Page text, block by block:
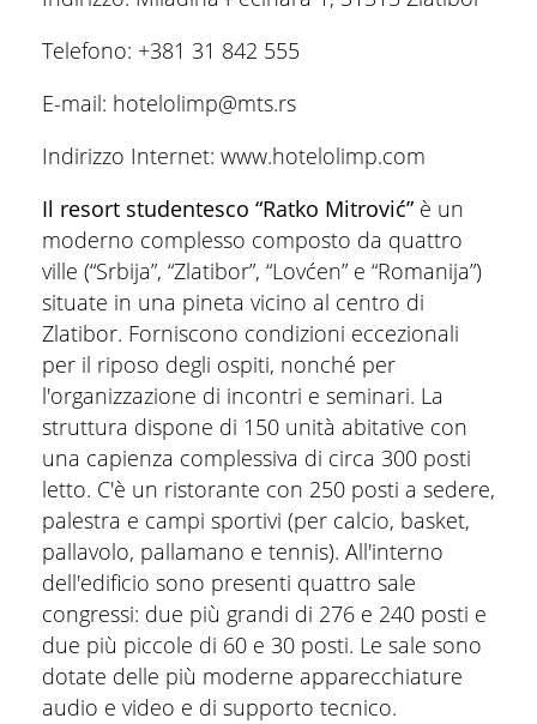
Telefono: +381 31 842 555
E-mail: hotelolimp@mts.rs
Indirizzo Internet: www.hotelolimp.com
Il resort studentesco “Ratko Mitrović”è un
moderno complesso composto da quattro
ville (“Srbija”, “Zlatibor”, “Lovćen” e “Romanija”)
situate in una pineta vicino al centro di
Zlatibor. Forniscono condizioni eccezionali
per il riposo degli ospiti, nonché per
l'organizzazione di incontri e seminari. La
struttura dispone di 150 unità abitative con
una capienza complessiva di circa 300 posti
letto. C'è un ristorante con 250 posti a sedere,
palestra e campi sportivi (per calcio, basket,
pallavolo, pallamano e tennis). All'interno
dell'edificio sono presenti quattro sale
congressi: due più grandi di 276 e 240 posti e
due più piccole di 60 e 30 posti. Le sale sono
dotate delle più moderne apparecchiature
audio e video e di supporto tecnico.